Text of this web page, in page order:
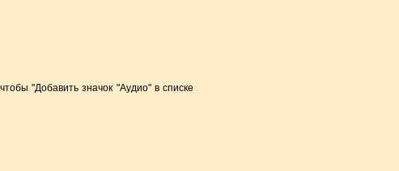
"Добавить значок "Аудио" в списке